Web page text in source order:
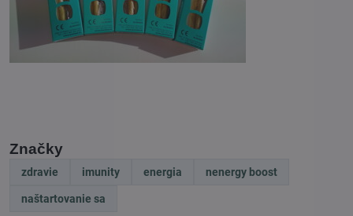
Značky
zdravie imunity energia nenergy boost
naštartovanie sa